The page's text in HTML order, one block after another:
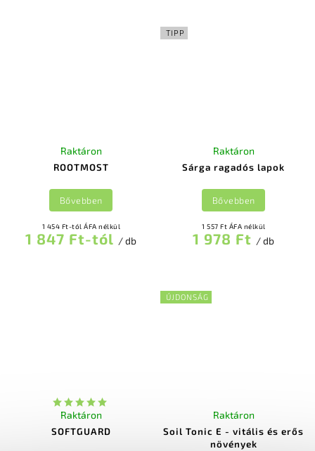
ROOTMOST
Raktáron
1 454 Ft-tól ÁFA nélkül
1 847 Ft-tól / db
Bővebben
TIPP
Sárga ragadós lapok
Raktáron
1 557 Ft ÁFA nélkül
1 978 Ft / db
Bővebben
SOFTGUARD
Raktáron
ÚJDONSÁG
Soil Tonic E - vitális és erős
növények
Raktáron